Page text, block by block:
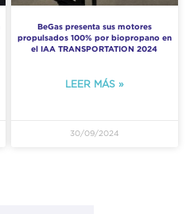
BeGas presenta sus motores
propulsados 100% por biopropano en
el IAA TRANSPORTATION 2024
LEER MÁS »
30/09/2024